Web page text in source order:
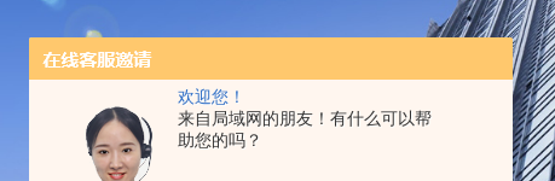
欢迎您！
来自局域网的朋友！有什么可以帮
助您的吗？